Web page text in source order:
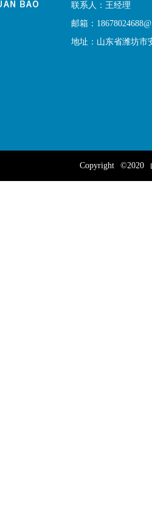
联系人：王经理
邮箱：
地址：山东省潍坊市
Copyright ©2020